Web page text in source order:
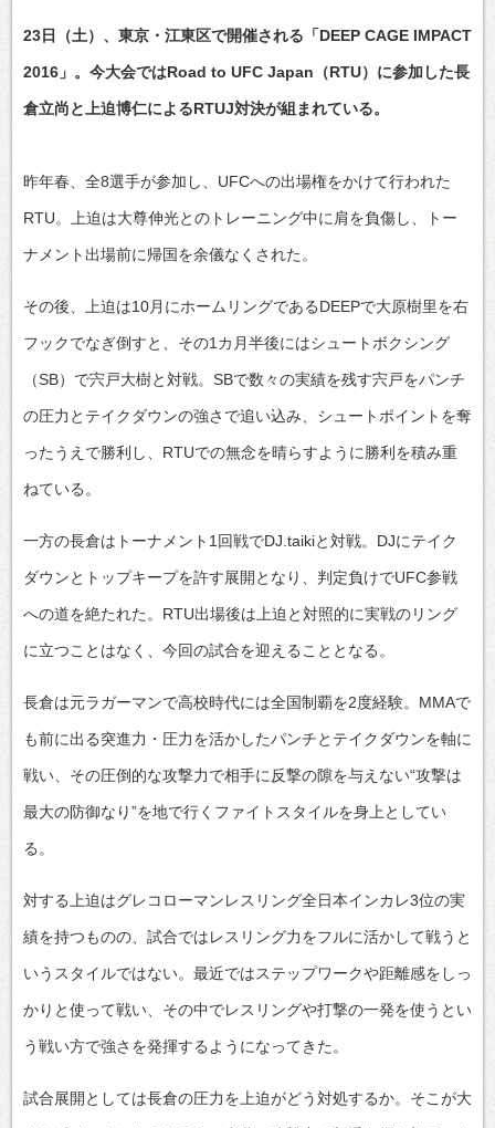
23日（土）、東京・江東区で開催される「DEEP CAGE IMPACT
2016」。今大会ではRoad to UFC Japan（RTU）に参加した長
倉立尚と上迫博仁によるRTUJ対決が組まれている。
昨年春、全8選手が参加し、UFCへの出場権をかけて行われた
RTU。上迫は大尊伸光とのトレーニング中に肩を負傷し、トー
ナメント出場前に帰国を余儀なくされた。
その後、上迫は10月にホームリングであるDEEPで大原樹里を右
フックでなぎ倒すと、その1カ月半後にはシュートボクシング
（SB）で宍戸大樹と対戦。SBで数々の実績を残す宍戸をパンチ
の圧力とテイクダウンの強さで追い込み、シュートポイントを奪
ったうえで勝利し、RTUでの無念を晴らすように勝利を積み重
ねている。
一方の長倉はトーナメント1回戦でDJ.taikiと対戦。DJにテイク
ダウンとトップキープを許す展開となり、判定負けでUFC参戦
への道を絶たれた。RTU出場後は上迫と対照的に実戦のリング
に立つことはなく、今回の試合を迎えることとなる。
長倉は元ラガーマンで高校時代には全国制覇を2度経験。MMAで
も前に出る突進力・圧力を活かしたパンチとテイクダウンを軸に
戦い、その圧倒的な攻撃力で相手に反撃の隙を与えない“攻撃は
最大の防御なり”を地で行くファイトスタイルを身上としてい
る。
対する上迫はグレコローマンレスリング全日本インカレ3位の実
績を持つものの、試合ではレスリング力をフルに活かして戦うと
いうスタイルではない。最近ではステップワークや距離感をしっ
かりと使って戦い、その中でレスリングや打撃の一発を使うとい
う戦い方で強さを発揮するようになってきた。
試合展開としては長倉の圧力を上迫がどう対処するか。そこが大